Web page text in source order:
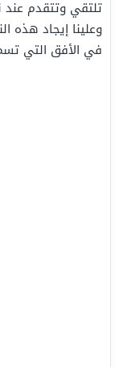
تلتقي وتتقدم
وعلينا إيجاد هذه
في الأفق التي